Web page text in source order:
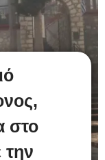
στο
την